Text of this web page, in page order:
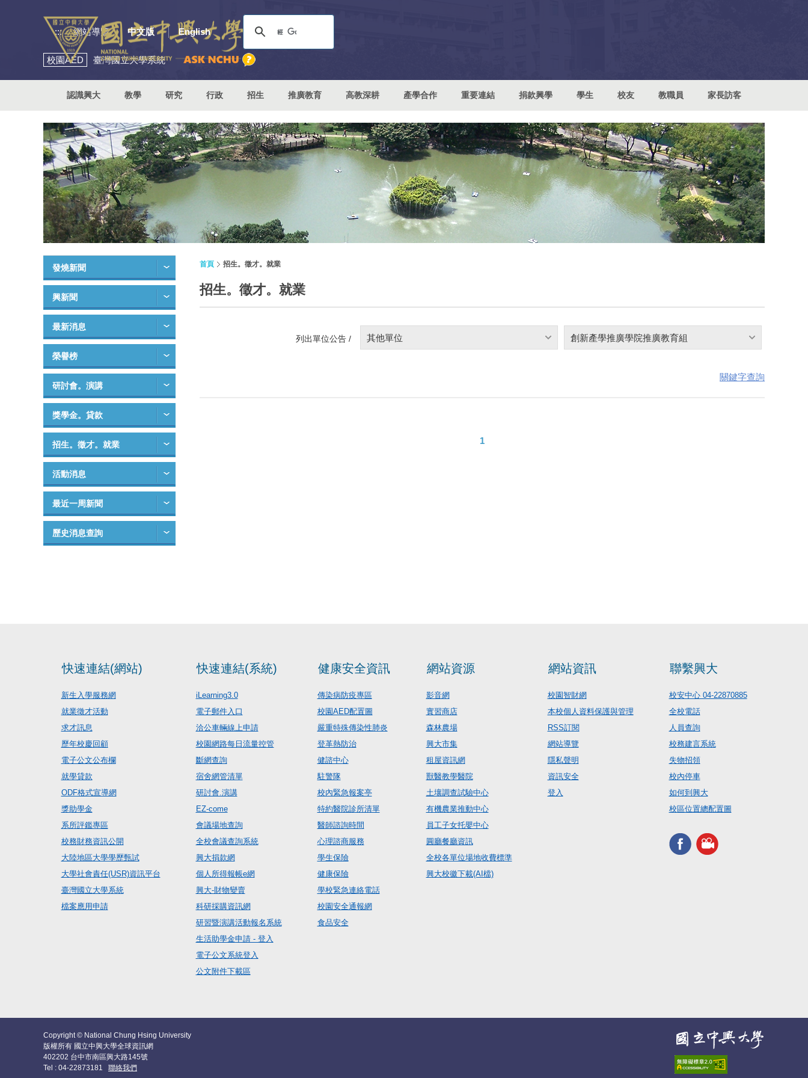
::: 網站導覽 中文版 English
校園AED 臺灣國立大學系統
認識興大 教學 研究 行政 招生 推廣教育 高教深耕 產學合作 重要連結 捐款興學 學生 校友 教職員 家長訪客
發燒新聞
興新聞
最新消息
榮譽榜
研討會。演講
獎學金。貸款
招生。徵才。就業
活動消息
最近一周新聞
歷史消息查詢
首頁 招生。徵才。就業
招生。徵才。就業
列出單位公告 / 其他單位 創新產學推廣學院推廣教育組
關鍵字查詢
1
快速連結(網站)
新生入學服務網
就業徵才活動
求才訊息
歷年校慶回顧
電子公文公布欄
就學貸款
ODF格式宣導網
獎助學金
系所評鑑專區
校務財務資訊公開
大陸地區大學學歷甄試
大學社會責任(USR)資訊平台
臺灣國立大學系統
檔案應用申請
快速連結(系統)
iLearning3.0
電子郵件入口
洽公車輛線上申請
校園網路每日流量控管
斷網查詢
宿舍網管清單
研討會.演講
EZ-come
會議場地查詢
全校會議查詢系統
興大捐款網
個人所得報帳e網
興大-財物變賣
科研採購資訊網
研習暨演講活動報名系統
生活助學金申請 - 登入
電子公文系統登入
公文附件下載區
健康安全資訊
傳染病防疫專區
校園AED配置圖
嚴重特殊傳染性肺炎
登革熱防治
健諮中心
駐警隊
校內緊急報案亭
特約醫院診所清單
醫師諮詢時間
心理諮商服務
學生保險
健康保險
學校緊急連絡電話
校園安全通報網
食品安全
網站資源
影音網
實習商店
森林農場
興大市集
租屋資訊網
獸醫教學醫院
土壤調查試驗中心
有機農業推動中心
員工子女托嬰中心
圓廳餐廳資訊
全校各單位場地收費標準
興大校徽下載(AI檔)
網站資訊
校園智財網
本校個人資料保護與管理
RSS訂閱
網站導覽
隱私聲明
資訊安全
登入
聯繫興大
校安中心 04-22870885
全校電話
人員查詢
校務建言系統
失物招領
校內停車
如何到興大
校區位置總配置圖
Copyright © National Chung Hsing University
版權所有 國立中興大學全球資訊網
402202 台中市南區興大路145號
Tel : 04-22873181 聯絡我們